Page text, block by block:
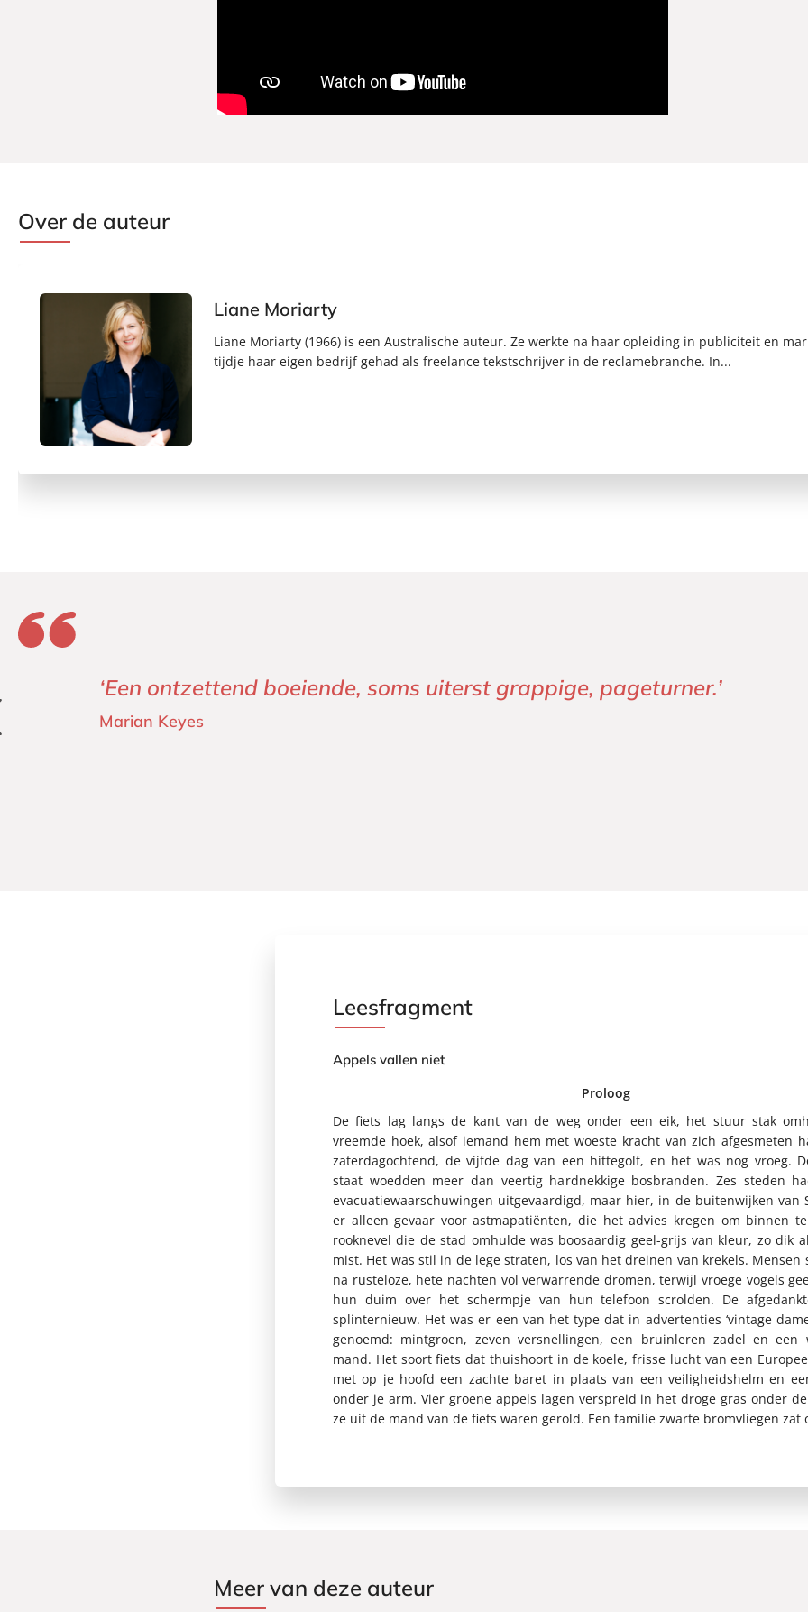
Over de auteur
Liane Moriarty
Liane Moriarty (1966) is een Australische auteur. Ze werkte na haar opleiding in publiciteit en
tijdje haar eigen bedrijf gehad als freelance tekstschrijver in de reclamebranche. In...
‘Moriarty laat opnieuw overtuigend zien waarom zij de nummer 1 is.’
Jane Harper
Leesfragment
Appels vallen niet
Proloog
De fiets lag langs de kant van de weg onder een eik, het stuur stak
vreemde hoek, alsof iemand hem met woeste kracht van zich afgesmeten
zaterdagochtend, de vijfde dag van een hittegolf, en het was nog vroeg.
staat woedden meer dan veertig hardnekkige bosbranden. Zes steden
evacuatiewaarschuwingen uitgevaardigd, maar hier, in de buitenwijken van
er alleen gevaar voor astmapatiënten, die het advies kregen om binnen
rooknevel die de stad omhulde was boosaardig geel-grijs van kleur, zo dik
mist. Het was stil in de lege straten, los van het dreinen van krekels. Mensen
na rusteloze, hete nachten vol verwarrende dromen, terwijl vroege vogels
hun duim over het schermpje van hun telefoon scrolden. De
splinternieuw. Het was er een van het type dat in advertenties ‘vintage
genoemd: mintgroen, zeven versnellingen, een bruinleren zadel en een
mand. Het soort fiets dat thuishoort in de koele, frisse lucht van een
met op je hoofd een zachte baret in plaats van een veiligheidshelm en
onder je arm. Vier groene appels lagen verspreid in het droge gras onder
ze uit de mand van de fiets waren gerold. Een familie zwarte bromvliegen zat
Meer van deze auteur